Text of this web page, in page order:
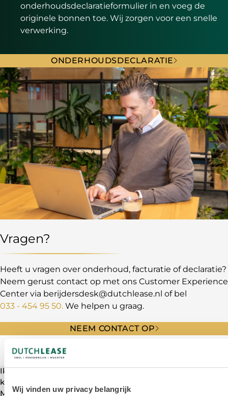
Wij vinden uw privacy belangrijk
onderhoudsdeclaratieformulier in en voeg de
originele bonnen toe. Wij zorgen voor een snelle
verwerking.
ONDERHOUDSDECLARATIE
Vragen?
Heeft u vragen over onderhoud, facturatie of declaratie?
Neem gerust contact op met ons Customer Experience
Center via berijdersdesk@dutchlease.nl of bel
033 - 454 95 50. We helpen u graag.
NEEM CONTACT OP
Veelgestelde vragen over onderhoud
Ik heb reparatie- of onderhoudskosten gemaakt. Waar
kan ik het geld terugvragen?
Moet ik onderhoudskosten aan mijn leaseauto zelf